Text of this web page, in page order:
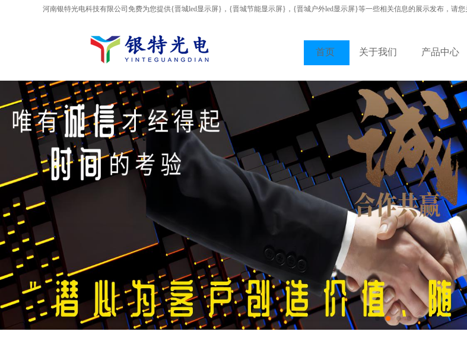
河南银特光电科技有限公司免费为您提供{晋城led显示屏} ，{晋城节能显示屏}，{晋城户外led显示屏}等一些相关信息的展示发布，请您
首页 关于我们 产品中心